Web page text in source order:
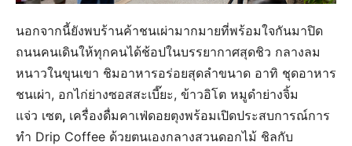
นอกจากนี้ยังพบร้านค้าชนเผ่ามากมายที่พร้อมใจกันมาปิด
ถนนคนเดินให้ทุกคนได้ช้อปในบรรยากาศสุดชิว กลางลม
หนาวในขุนเขา ชิมอาหารอร่อยสุดลำขนาด อาทิ ชุดอาหาร
ชนเผ่า, อกไก่ย่างซอสสะเบี๊ยะ, ข้าวอิโต หมูดำย่างจิ้ม
แจ่ว เซต, เครื่องดื่มคาเฟ่ดอยตุงพร้อมเปิดประสบการณ์การ
ทำ Drip Coffee ด้วยตนเองกลางสวนดอกไม้ ชิลกับ